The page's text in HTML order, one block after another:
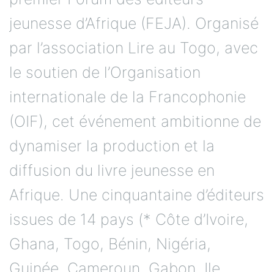
jeunesse d’Afrique (FEJA). Organisé
par l’association Lire au Togo, avec
le soutien de l’Organisation
internationale de la Francophonie
(OIF), cet événement ambitionne de
dynamiser la production et la
diffusion du livre jeunesse en
Afrique. Une cinquantaine d’éditeurs
issues de 14 pays (* Côte d’Ivoire,
Ghana, Togo, Bénin, Nigéria,
Guinée, Cameroun, Gabon, Ile